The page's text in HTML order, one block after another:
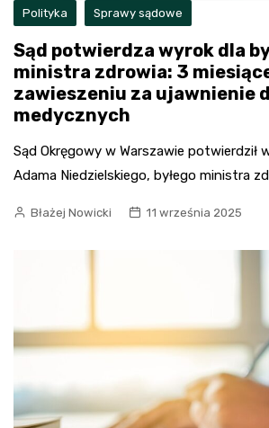
Polityka Sprawy sądowe
Sąd potwierdza wyrok dla
ministra zdrowia: 3
zawieszeniu za ujawnienie
medycznych
Sąd Okręgowy w Warszawie potwierdził
Adama Niedzielskiego, byłego ministra
Błażej Nowicki 11 września 2025